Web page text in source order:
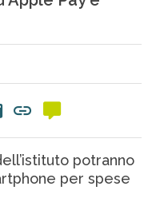
potranno
per spese